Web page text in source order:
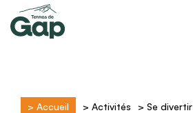
> Accueil > Activités > Se divertir